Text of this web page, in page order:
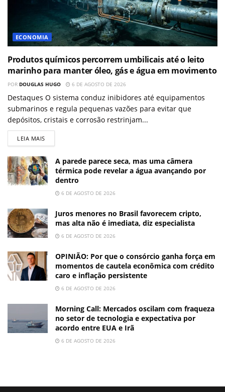
ECONOMIA
Produtos químicos percorrem umbilicais até o leito
marinho para manter óleo, gás e água em movimento
POR DOUGLAS HUGO 6 DE AGOSTO DE 2026
Destaques O sistema conduz inibidores até equipamentos
submarinos e regula pequenas vazões para evitar que
depósitos, cristais e corrosão restrinjam...
LEIA MAIS
A parede parece seca, mas uma câmera
térmica pode revelar a água avançando por
dentro
6 DE AGOSTO DE 2026
Juros menores no Brasil favorecem cripto,
mas alta não é imediata, diz especialista
6 DE AGOSTO DE 2026
OPINIÃO: Por que o consórcio ganha força em
momentos de cautela econômica com crédito
caro e inflação persistente
6 DE AGOSTO DE 2026
Morning Call: Mercados oscilam com fraqueza
no setor de tecnologia e expectativa por
acordo entre EUA e Irã
6 DE AGOSTO DE 2026